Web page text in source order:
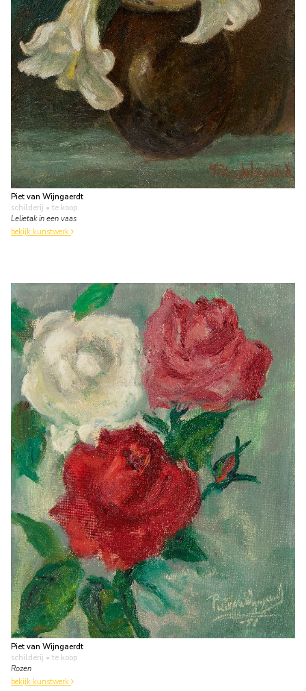
Piet van Wijngaerdt
schilderij • te koop
Lelietak in een vaas
bekijk kunstwerk
Piet van Wijngaerdt
schilderij • te koop
Rozen
bekijk kunstwerk